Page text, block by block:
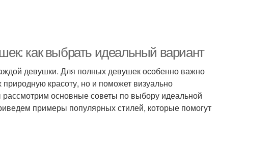
как выбрать идеальный вариант
девушки. Для полных девушек особенно важно
природную красоту, но и поможет визуально
основные советы по выбору идеальной
примеры популярных стилей, которые помогут